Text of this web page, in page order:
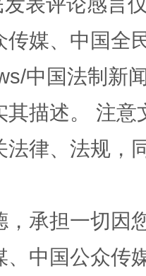
期 从幼
传媒、中国全
中国法制新
其描述。 注
法律、法规，
，承担一切因
、中国公众传